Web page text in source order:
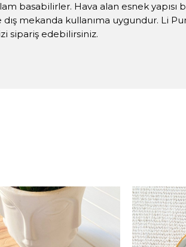
basabilirler. Hava alan esnek yapısı
dış mekanda kullanıma uygundur. Li
sipariş edebilirsiniz.